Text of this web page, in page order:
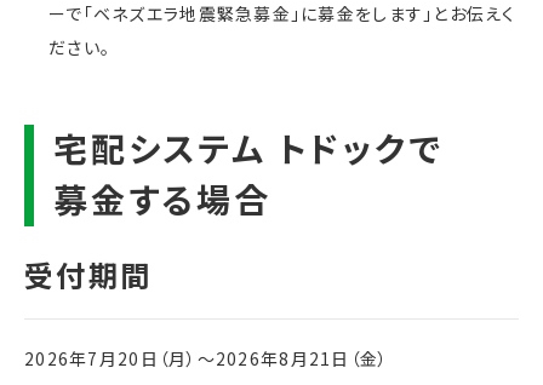
ーで「ベネズエラ地震緊急募金」に募金をします」とお伝えく
ださい。
2026年7月20日（月）～2026年8月21日（金）